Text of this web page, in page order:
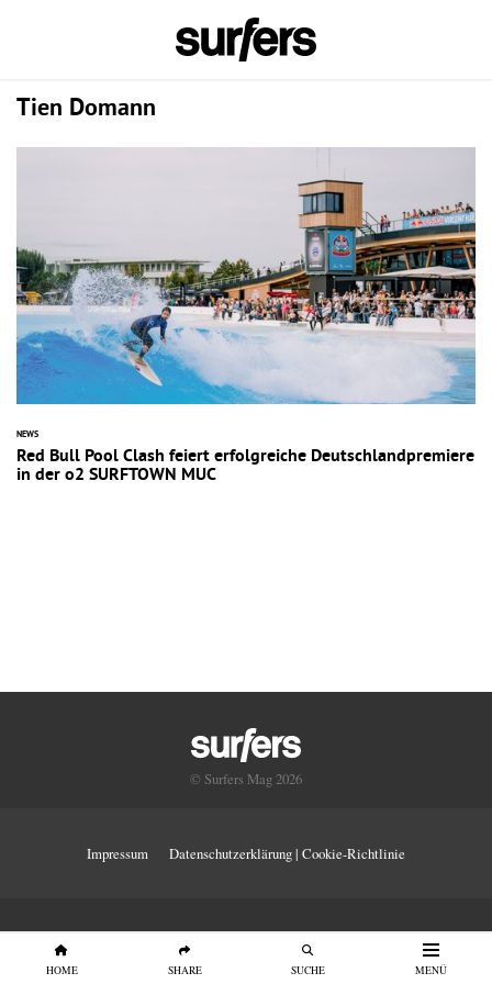
HOME SHARE SUCHE MENÜ
Tien Domann
NEWS
Red Bull Pool Clash feiert erfolgreiche Deutschlandpremiere
in der o2 SURFTOWN MUC
© Surfers Mag 2026
Impressum Datenschutzerklärung | Cookie-Richtlinie